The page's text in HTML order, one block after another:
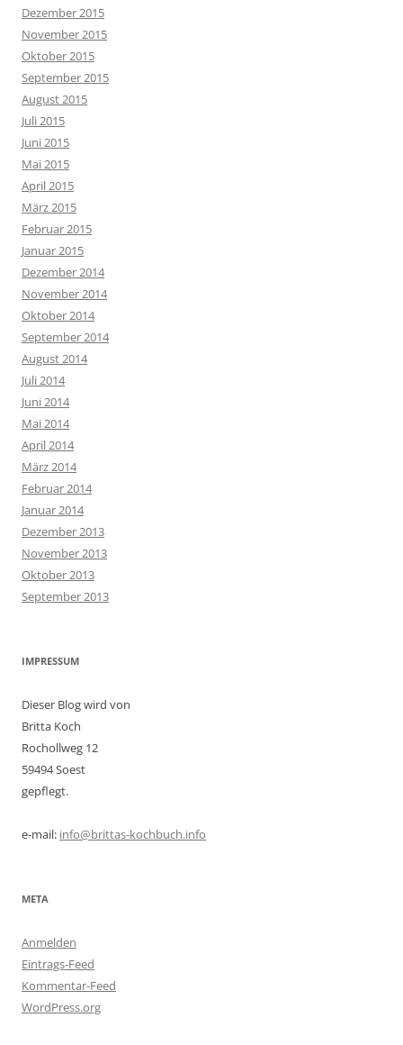
Dezember 2015
November 2015
Oktober 2015
September 2015
August 2015
Juli 2015
Juni 2015
Mai 2015
April 2015
März 2015
Februar 2015
Januar 2015
Dezember 2014
November 2014
Oktober 2014
September 2014
August 2014
Juli 2014
Juni 2014
Mai 2014
April 2014
März 2014
Februar 2014
Januar 2014
Dezember 2013
November 2013
Oktober 2013
September 2013
IMPRESSUM
Dieser Blog wird von
Britta Koch
Rochollweg 12
59494 Soest
gepflegt.
e-mail: info@brittas-kochbuch.info
META
Anmelden
Eintrags-Feed
Kommentar-Feed
WordPress.org